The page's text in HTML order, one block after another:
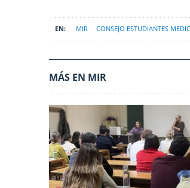
MIR CONSEJO ESTUDIANTES
MÁS EN MIR